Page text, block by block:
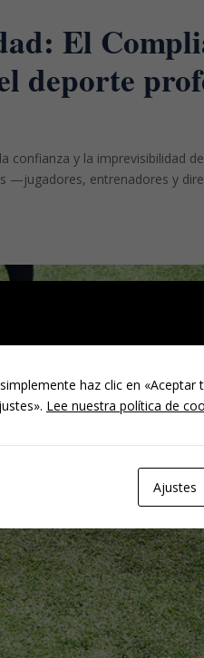
El
deporte
confianza y la imprevisibilidad
—jugadores, entrenadores y
haz clic en
Lee nuestra política de
Ajustes